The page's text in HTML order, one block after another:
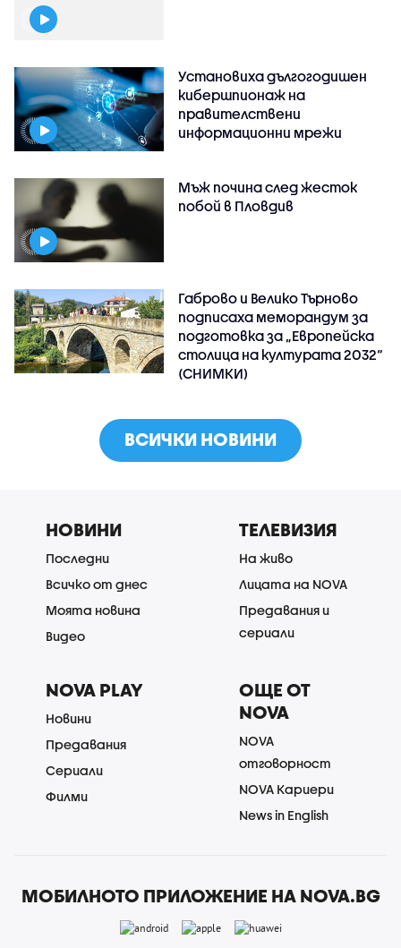
Установиха дългогодишен
кибершпионаж на
правителствени
информационни мрежи
Мъж почина след жесток
побой в Пловдив
Габрово и Велико Търново
подписаха меморандум за
подготовка за „Европейска
столица на културата 2032“
(СНИМКИ)
ВСИЧКИ НОВИНИ
НОВИНИ
Последни
Всичко от днес
Моята новина
Видео
ТЕЛЕВИЗИЯ
На живо
Лицата на NOVA
Предавания и
сериали
NOVA PLAY
Новини
Предавания
Сериали
Филми
ОЩЕ ОТ
NOVA
NOVA
отговорност
NOVA Кариери
News in English
МОБИЛНОТО ПРИЛОЖЕНИЕ НА NOVA.BG